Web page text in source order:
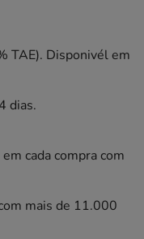
TAE). Disponivél em
dias.
cada compra com
mais de 11.000